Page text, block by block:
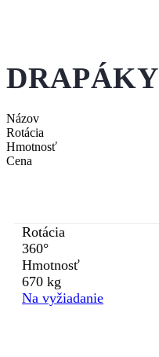
DRAPÁKY
Názov
Rotácia
Hmotnosť
Cena
Rotácia
360°
Hmotnosť
670 kg
Na vyžiadanie